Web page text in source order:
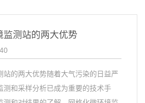
监测站的两大优势
站的两大优势随着大气污染的日益严
测和采样分析已成为重要的技术手